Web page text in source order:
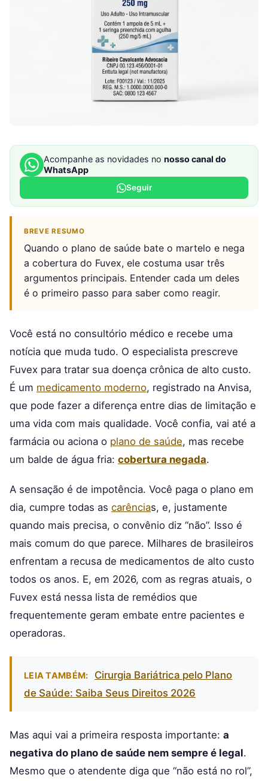
Acompanhe as novidades no nosso canal do
WhatsApp
Seguir
BREVE RESUMO
Quando o plano de saúde bate o martelo e nega
a cobertura do Fuvex, ele costuma usar três
argumentos principais. Entender cada um deles
é o primeiro passo para saber como reagir.
Você está no consultório médico e recebe uma
notícia que muda tudo. O especialista prescreve
Fuvex para tratar sua doença crônica de alto custo.
É um medicamento moderno, registrado na Anvisa,
que pode fazer a diferença entre dias de limitação e
uma vida com mais qualidade. Você confia, vai até a
farmácia ou aciona o plano de saúde, mas recebe
um balde de água fria: cobertura negada.
A sensação é de impotência. Você paga o plano em
dia, cumpre todas as carências, e, justamente
quando mais precisa, o convênio diz “não”. Isso é
mais comum do que parece. Milhares de brasileiros
enfrentam a recusa de medicamentos de alto custo
todos os anos. E, em 2026, com as regras atuais, o
Fuvex está nessa lista de remédios que
frequentemente geram embate entre pacientes e
operadoras.
LEIA TAMBÉM:
Cirurgia Bariátrica pelo Plano
de Saúde: Saiba Seus Direitos 2026
Mas aqui vai a primeira resposta importante: a
negativa do plano de saúde nem sempre é legal.
Mesmo que o atendente diga que “não está no rol”,